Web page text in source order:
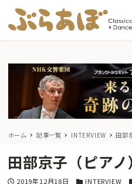
ホーム 記事一覧 INTERVIEW 田部
田部京子（ピアノ）
投稿日
2019年12月18日 カテゴリー
INTERVIEW